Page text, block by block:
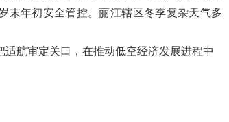
末年初安全管控。丽江辖区冬季复杂天气多
航审定关口，在推动低空经济发展进程中